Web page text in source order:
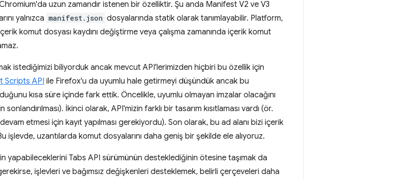
uzun zamandır istenen bir özelliktir. Şu anda Manifest V2 ve V3
yalnızca manifest.json dosyalarında statik olarak tanımlayabilir. Platform,
komut dosyası kaydını değiştirme veya çalışma zamanında içerik komut
istediğimizi biliyorduk ancak mevcut API'lerimizden hiçbiri bu özellik için
Scripts API ile Firefox'u da uyumlu hale getirmeyi düşündük ancak bu
kısa süre içinde fark ettik. Öncelikle, uyumlu olmayan imzalar olacağını
İkinci olarak, API'mizin farklı bir tasarım kısıtlaması vardı (ör.
etmesi için kayıt yapılması gerekiyordu). Son olarak, bu ad alanı bizi içerik
işlevde, uzantılarda komut dosyalarını daha geniş bir şekilde ele alıyoruz.
yapabileceklerini Tabs API sürümünün desteklediğinin ötesine taşımak da
işlevleri ve bağımsız değişkenleri desteklemek, belirli çerçeveleri daha